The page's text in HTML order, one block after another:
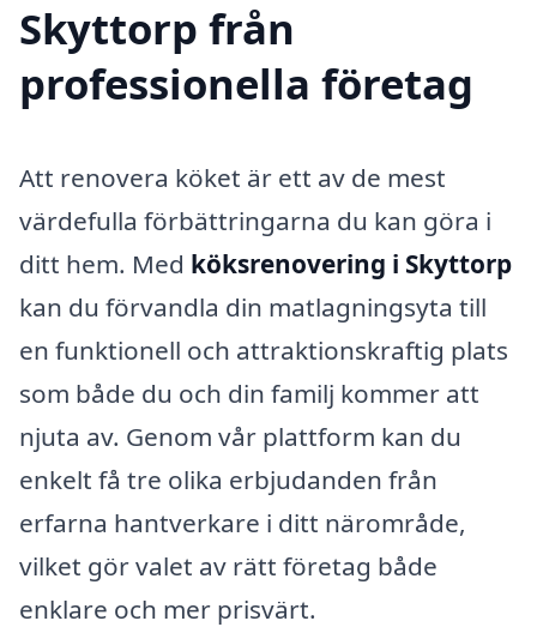
Skyttorp från
professionella företag
Att renovera köket är ett av de mest
värdefulla förbättringarna du kan göra i
ditt hem. Med köksrenovering i Skyttorp
kan du förvandla din matlagningsyta till
en funktionell och attraktionskraftig plats
som både du och din familj kommer att
njuta av. Genom vår plattform kan du
enkelt få tre olika erbjudanden från
erfarna hantverkare i ditt närområde,
vilket gör valet av rätt företag både
enklare och mer prisvärt.